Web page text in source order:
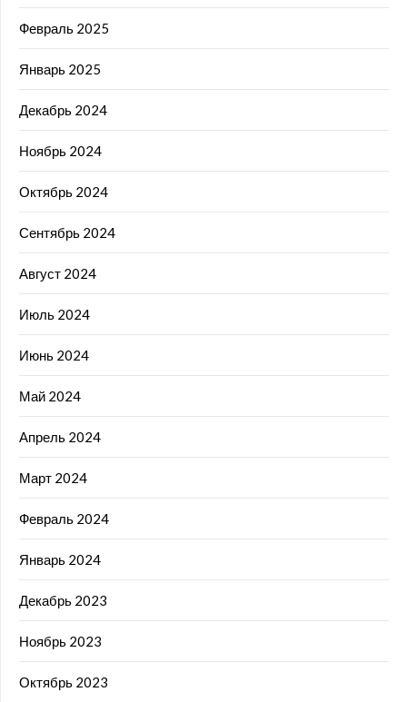
Февраль 2025
Январь 2025
Декабрь 2024
Ноябрь 2024
Октябрь 2024
Сентябрь 2024
Август 2024
Июль 2024
Июнь 2024
Май 2024
Апрель 2024
Март 2024
Февраль 2024
Январь 2024
Декабрь 2023
Ноябрь 2023
Октябрь 2023